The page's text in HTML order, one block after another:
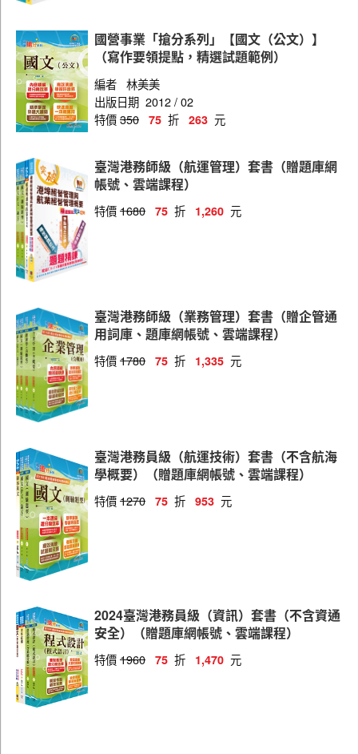
國營事業「搶分系列」【國文（公文）】
（寫作要領提點，精選試題範例）
編者 林美美
出版日期 2012 / 02
特價350 75 折 263 元
臺灣港務師級（航運管理）套書（贈題庫網
帳號、雲端課程）
特價1680 75 折 1,260 元
臺灣港務師級（業務管理）套書（贈企管通
用詞庫、題庫網帳號、雲端課程）
特價1780 75 折 1,335 元
臺灣港務員級（航運技術）套書（不含航海
學概要）（贈題庫網帳號、雲端課程）
特價1270 75 折 953 元
2024臺灣港務員級（資訊）套書（不含資通
安全）（贈題庫網帳號、雲端課程）
特價1960 75 折 1,470 元